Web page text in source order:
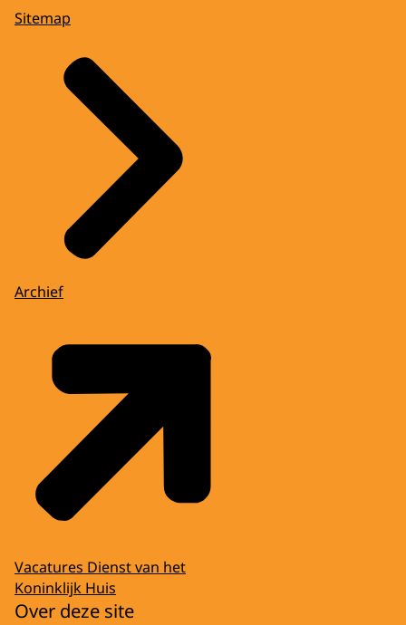
Sitemap
Archief
Vacatures Dienst van het
Koninklijk Huis
Over deze site